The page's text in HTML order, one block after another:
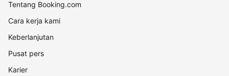
Tentang Booking.com
Cara kerja kami
Keberlanjutan
Pusat pers
Karier